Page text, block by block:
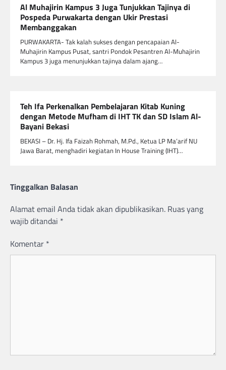
Al Muhajirin Kampus 3 Juga Tunjukkan Tajinya di
Pospeda Purwakarta dengan Ukir Prestasi
Membanggakan
PURWAKARTA- Tak kalah sukses dengan pencapaian Al-
Muhajirin Kampus Pusat, santri Pondok Pesantren Al-Muhajirin
Kampus 3 juga menunjukkan tajinya dalam ajang…
Teh Ifa Perkenalkan Pembelajaran Kitab Kuning
dengan Metode Mufham di IHT TK dan SD Islam Al-
Bayani Bekasi
BEKASI – Dr. Hj. Ifa Faizah Rohmah, M.Pd., Ketua LP Ma’arif NU
Jawa Barat, menghadiri kegiatan In House Training (IHT)…
Tinggalkan Balasan
Alamat email Anda tidak akan dipublikasikan. Ruas yang
wajib ditandai *
Komentar *